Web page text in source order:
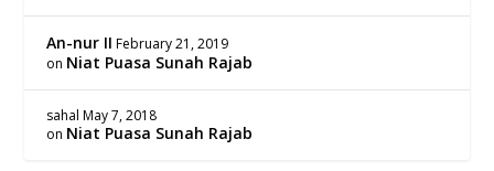
An-nur II February 21, 2019
on Niat Puasa Sunah Rajab
sahal May 7, 2018
on Niat Puasa Sunah Rajab